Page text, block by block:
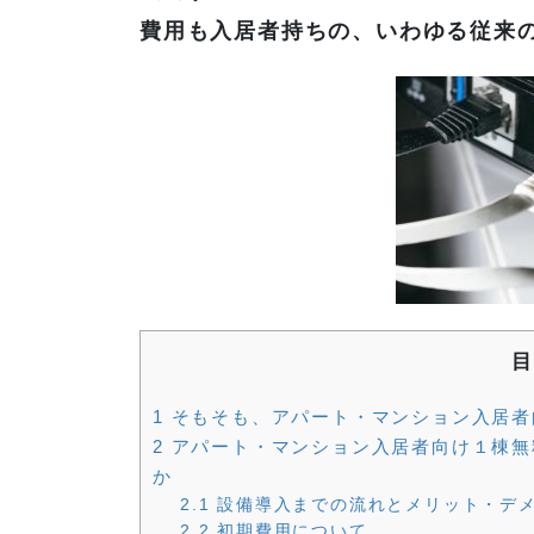
費用も入居者持ちの、いわゆる従来
1 そもそも、アパート・マンション入居
2 アパート・マンション入居者向け１棟
か
2.1
設備導入までの流れとメリット・デ